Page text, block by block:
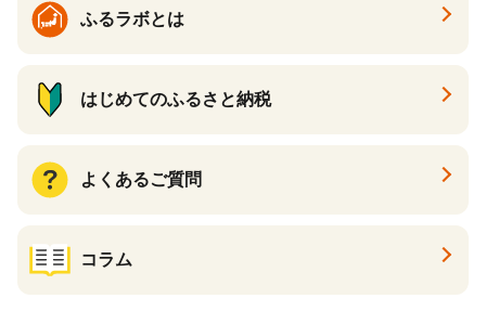
ふるラボとは
はじめてのふるさと納税
よくあるご質問
コラム